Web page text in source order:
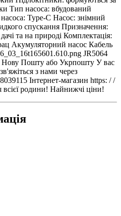
Тип насоса: вбудований
Type-C Насос: знімний
спускання Призначення:
та на природі Комплектація:
Акумуляторний насос Кабель
JR5064
Нову Пошту або Укрпошту У вас
з нами через
Інтернет-магазин https: / /
всієї родини! Найнижчі ціни!